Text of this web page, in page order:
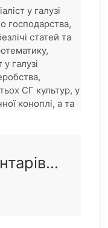
у галузі
господарства,
статей та
галузі
СГ культур, у
коноплі, а та